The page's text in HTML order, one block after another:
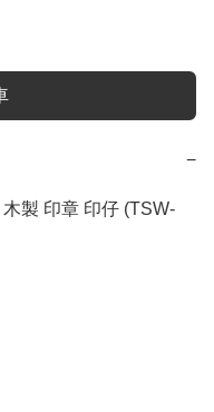
−
製 印章 印仔 (TSW-